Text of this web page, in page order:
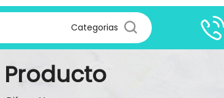
Categorias